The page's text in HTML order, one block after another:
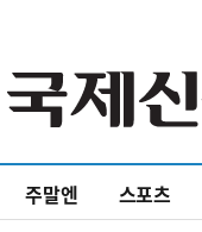
주말엔 스포츠